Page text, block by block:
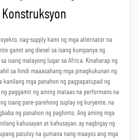
nag-supply kami ng mga alternator na
gamit ang diesel sa isang kumpanya ng
isang malayong lugar sa Africa. Kinaharap ng
sa hindi maaasahang mga pinagkukunan ng
kanilang mga panahon ng pagpapatupad ng
paggamit ng aming mataas na performans na
isang pare-parehong suplay ng kuryente, na
ng panahon ng paghinto. Ang aming mga
kahusayan at kahusayan, ay nagbigay ng
patuloy na gumana nang maayos ang mga